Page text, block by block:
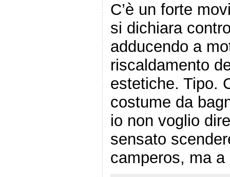
C’è un forte
si dichiara
adducendo a
riscaldamento
estetiche. Tipo.
costume da
io non voglio
sensato
camperos, ma